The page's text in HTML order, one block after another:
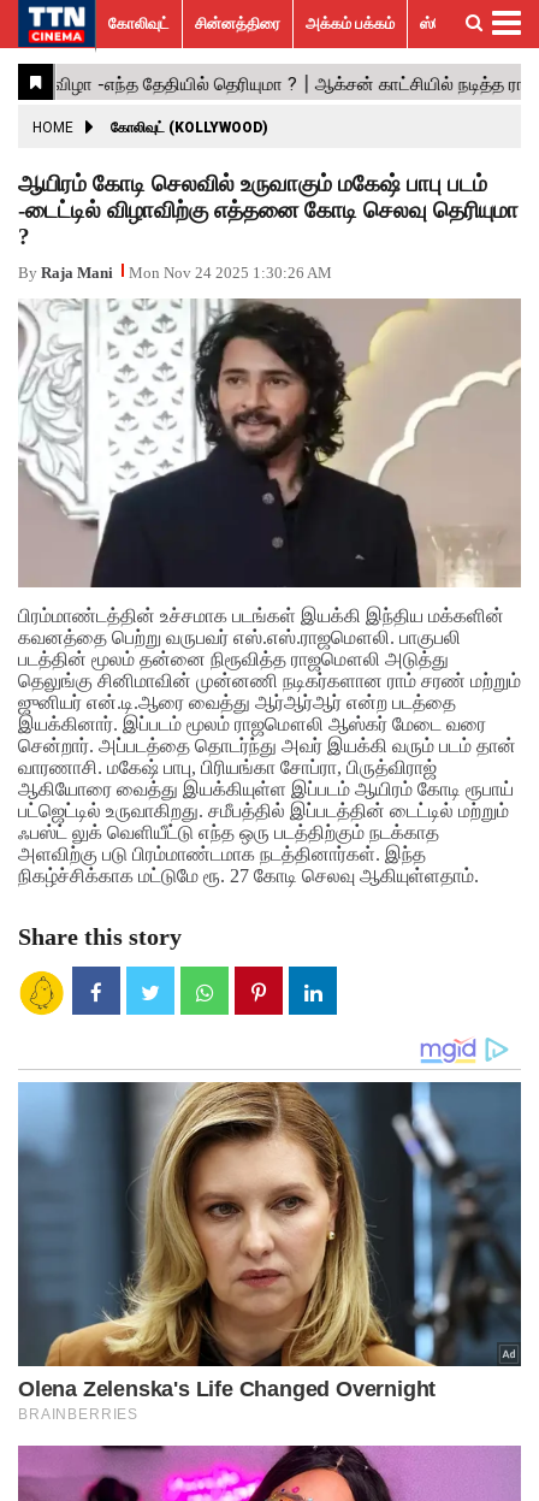
கோலிவுட்
சின்னத்திரை
பாலிவுட்
ஹாலிவுட்
அக்கம்
பக்கம்
ஸ்பெஷல்
ஸ்டோரீஸ்
விமர்சனம்
GALLERY
ACTRESS
ACTORS
MOVIESTILLS
VIDEOS
What’s
Hot
Trending
News
கோலிவுட் சின்னத்திரை அக்கம் பக்கம் ஸ்பெஷல் ஸ்டோரீஸ்
HOME கோலிவுட் (KOLLYWOOD)
ஆயிரம் கோடி செலவில் உருவாகும் மகேஷ் பாபு படம்
-டைட்டில் விழாவிற்கு எத்தனை கோடி செலவு தெரியுமா
?
By Raja Mani Mon Nov 24 2025 1:30:26 AM
பிரம்மாண்டத்தின் உச்சமாக படங்கள் இயக்கி இந்திய மக்களின்
கவனத்தை பெற்று வருபவர் எஸ்.எஸ்.ராஜமௌலி. பாகுபலி
படத்தின் மூலம் தன்னை நிரூவித்த ராஜமௌலி அடுத்து
தெலுங்கு சினிமாவின் முன்னணி நடிகர்களான ராம் சரண் மற்றும்
ஜுனியர் என்.டி.ஆரை வைத்து ஆர்ஆர்ஆர் என்ற படத்தை
இயக்கினார். இப்படம் மூலம் ராஜமௌலி ஆஸ்கர் மேடை வரை
சென்றார். அப்படத்தை தொடர்ந்து அவர் இயக்கி வரும் படம் தான்
வாரணாசி. மகேஷ் பாபு, பிரியங்கா சோப்ரா, பிருத்விராஜ்
ஆகியோரை வைத்து இயக்கியுள்ள இப்படம் ஆயிரம் கோடி ரூபாய்
பட்ஜெட்டில் உருவாகிறது. சமீபத்தில் இப்படத்தின் டைட்டில் மற்றும்
ஃபஸ்ட் லுக் வெளியீட்டு எந்த ஒரு படத்திற்கும் நடக்காத
அளவிற்கு படு பிரம்மாண்டமாக நடத்தினார்கள். இந்த
நிகழ்ச்சிக்காக மட்டுமே ரூ. 27 கோடி செலவு ஆகியுள்ளதாம்.
Share this story